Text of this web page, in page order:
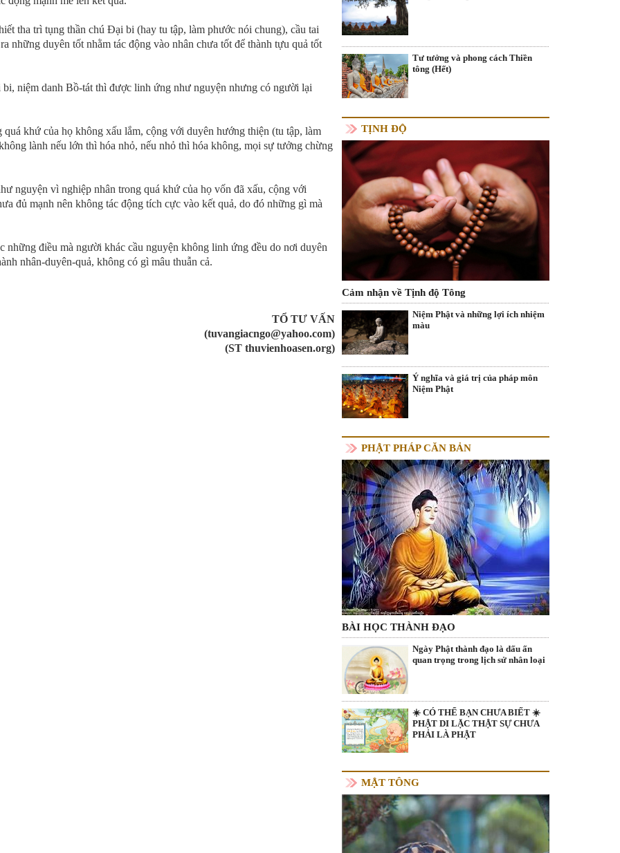
tha trì tụng thần chú Đại bi (hay tu tập, làm phước nói chung), cầu tai
những duyên tốt nhằm tác động vào nhân chưa tốt để thành tựu quả tốt
niệm danh Bồ-tát thì được linh ứng như nguyện nhưng có người lại
khứ của họ không xấu lắm, cộng với duyên hướng thiện (tu tập, làm
lành nếu lớn thì hóa nhỏ, nếu nhỏ thì hóa không, mọi sự tưởng chừng
nguyện vì nghiệp nhân trong quá khứ của họ vốn đã xấu, cộng với
đủ mạnh nên không tác động tích cực vào kết quả, do đó những gì mà
điều mà người khác cầu nguyện không linh ứng đều do nơi duyên
nhân-duyên-quả, không có gì mâu thuẫn cả.
TỔ TƯ VẤN
(tuvangiacngo@yahoo.com)
(ST thuvienhoasen.org)
Tư tưởng và phong cách Thiền
tông (Hết)
TỊNH ĐỘ
Cảm nhận về Tịnh độ Tông
Niệm Phật và những lợi ích nhiệm
màu
Ý nghĩa và giá trị của pháp môn
Niệm Phật
PHẬT PHÁP CĂN BẢN
BÀI HỌC THÀNH ĐẠO
Ngày Phật thành đạo là dấu ấn
quan trọng trong lịch sử nhân loại
☀️ CÓ THỂ BẠN CHƯA BIẾT ☀️
PHẬT DI LẶC THẬT SỰ CHƯA
PHẢI LÀ PHẬT
MẬT TÔNG